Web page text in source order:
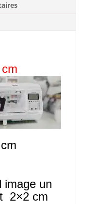
image un
2×2 cm